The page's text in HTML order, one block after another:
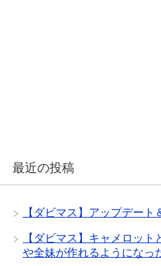
最近の投稿
【ダビマス】アップデート
【ダビマス】キャメロッ
や全妹が作れるようになっ